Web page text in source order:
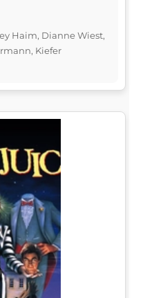
Haim, Dianne Wiest,
Kiefer